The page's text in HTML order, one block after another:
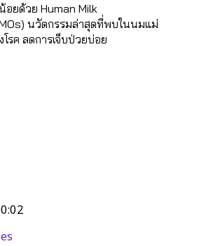
ยด้วย Human Milk
นวัตกรรมล่าสุดที่พบในนมแม่
รค ลดการเจ็บป่วยบ่อย
:01